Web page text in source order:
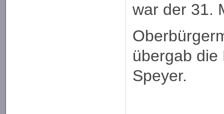
war der 31.
übergab die
Speyer.